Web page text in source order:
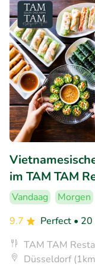
im TAM TAM
Vandaag Morgen
9.7
Perfect •
TAM TAM
Düsseldorf